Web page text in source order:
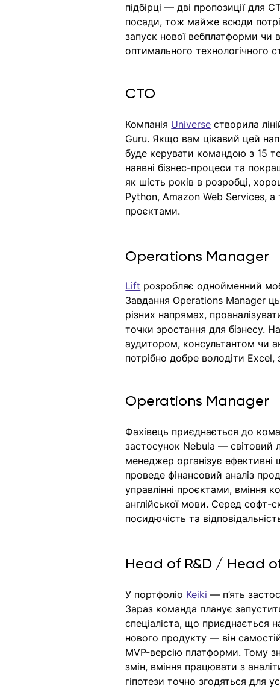
підбірці — дві пропозиції для
посади, тож майже всюди
запуск нової вебплатформи чи
оптимального технологічного
CTO
Компанія Universe створила
Guru. Якщо вам цікавий цей
буде керувати командою з 15
наявні бізнес-процеси та
як шість років в розробці,
Python, Amazon Web Services,
проєктами.
Operations Manager
Lift розробляє однойменний
Завдання Operations Manager
різних напрямах,
точки зростання для бізнесу.
аудитором, консультантом чи
потрібно добре володіти Excel,
Operations Manager
Фахівець приєднається до
застосунок Nebula — світовий
менеджер організує
проведе фінансовий аналіз
управлінні проєктами, вміння
англійської мови. Серед софт-
посидючість та
Head of R&D / Head
У портфоліо Keiki — п’ять
Зараз команда планує
спеціаліста, що приєднається
нового продукту — він
MVP-версію платформи. Тому
змін, вміння працювати з
гіпотези точно згодяться для